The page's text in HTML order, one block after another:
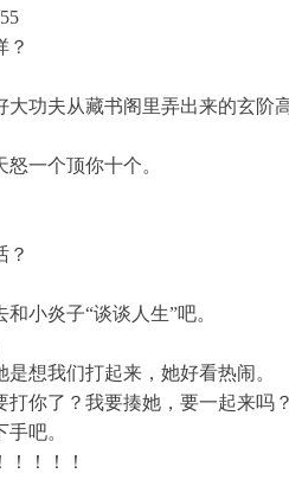
？
大功夫从藏书阁里弄出来的玄
一个顶你十个。
？
小炎子“谈谈人生”吧。
想我们打起来，她好看热闹。
打你了？我要揍她，要一起来吗
吧。
！！！